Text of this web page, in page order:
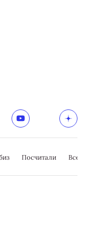
Посчитали